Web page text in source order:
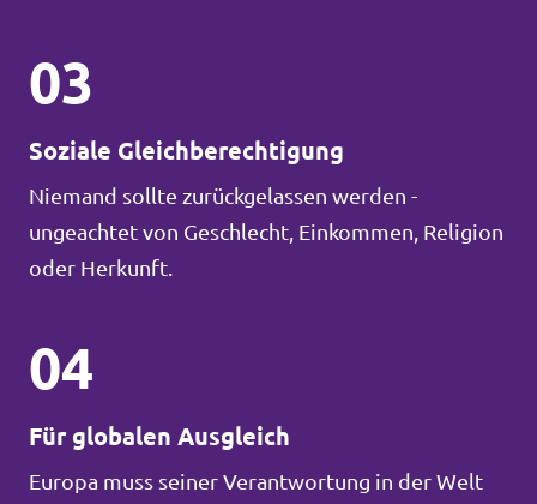
03
Soziale Gleichberechtigung
Niemand sollte zurückgelassen werden -
ungeachtet von Geschlecht, Einkommen, Religion
oder Herkunft.
04
Für globalen Ausgleich
Europa muss seiner Verantwortung in der Welt